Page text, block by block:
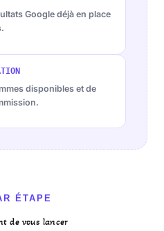
Google déjà en place
disponibles et de
ÉTAPE
de vous lancer